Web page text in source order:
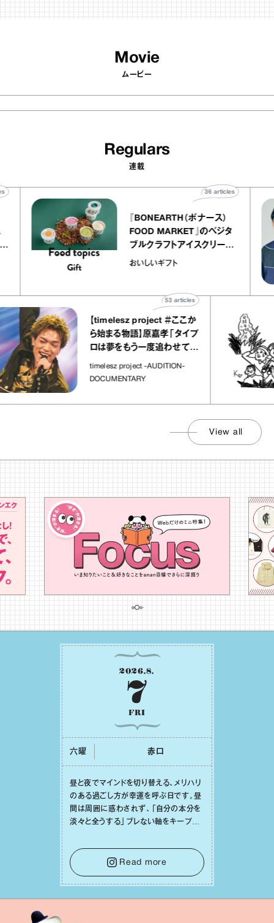
Movie
ムービー
Regulars
連載
リエ
プ キャ
40
『BONEARTH（ボナース）
FOOD MARKET』のベジタ
ブルクラフトアイスクリーム
｜真野知子の「おいしいギフ
おいしいギフト
36
【timelesz project ＃ここか
ら始まる物語】原嘉孝「タイプ
ロは夢をもう一度追わせてく
れた場所」
timelesz project -AUDITION-
DOCUMENTARY
articles
View all
2026.8.
7
FRI
六曜 ⾚⼝
昼と夜でマインドを切り替える、メリハリ
のある過ごし⽅が幸運を呼ぶ⽇です。昼
間は周囲に惑わされず、「⾃分の本分を
淡々と全うする」ブレない軸をキープし
⾔葉に流されないよう、⼼にしっかりブ
レーキをかけること。この意識の切り替
えが、あなたに確かな安⼼感をもたらす
はずです。
Read more